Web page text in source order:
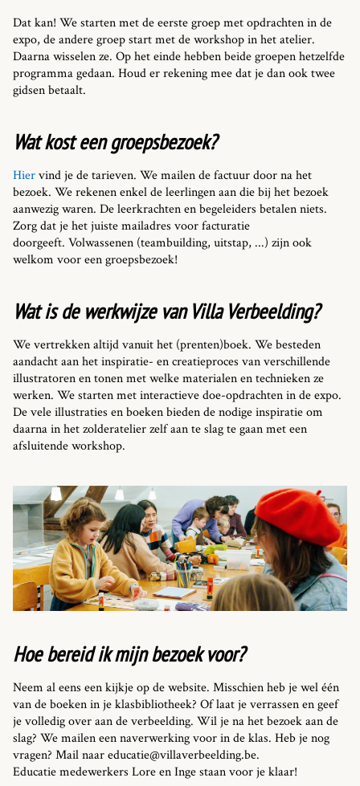
Dat kan! We starten met de eerste groep met opdrachten in de
expo, de andere groep start met de workshop in het atelier.
Daarna wisselen ze. Op het einde hebben beide groepen hetzelfde
programma gedaan. Houd er rekening mee dat je dan ook twee
gidsen betaalt.
Wat kost een groepsbezoek?
Hiervind je de tarieven. We mailen de factuur door na het
bezoek. We rekenen enkel de leerlingen aan die bij het bezoek
aanwezig waren. De leerkrachten en begeleiders betalen niets.
Zorg dat je het juiste mailadres voor facturatie
doorgeeft. Volwassenen (teambuilding, uitstap, ...) zijn ook
welkom voor een groepsbezoek!
Wat is de werkwijze van Villa Verbeelding?
We vertrekken altijd vanuit het (prenten)boek. We besteden
aandacht aan het inspiratie- en creatieproces van verschillende
illustratoren en tonen met welke materialen en technieken ze
werken. We starten met interactieve doe-opdrachten in de expo.
De vele illustraties en boeken bieden de nodige inspiratie om
daarna in het zolderatelier zelf aan te slag te gaan met een
afsluitende workshop.
Hoe bereid ik mijn bezoek voor?
Neem al eens een kijkje op de website. Misschien heb je wel één
van de boeken in je klasbibliotheek? Of laat je verrassen en geef
je volledig over aan de verbeelding. Wil je na het bezoek aan de
slag? We mailen een naverwerking voor in de klas. Heb je nog
vragen? Mail naar educatie@villaverbeelding.be.
Educatie medewerkers Lore en Inge staan voor je klaar!